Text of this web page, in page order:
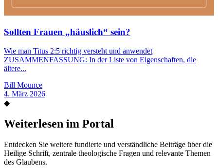
Sollten Frauen „häuslich“ sein?
Wie man Titus 2:5 richtig versteht und anwendet
ZUSAMMENFASSUNG: In der Liste von Eigenschaften, die
ältere...
Bill Mounce
4. März 2026
◆
Weiterlesen im Portal
Entdecken Sie weitere fundierte und verständliche Beiträge über die
Heilige Schrift, zentrale theologische Fragen und relevante Themen
des Glaubens.